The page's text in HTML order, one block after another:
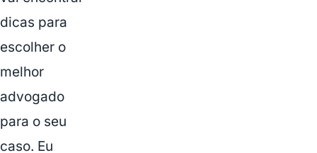
dicas para
escolher o
melhor
advogado
para o seu
caso. Eu